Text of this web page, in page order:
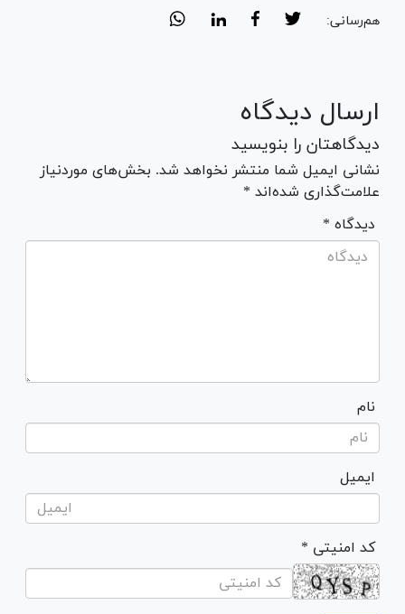
هم‌رسانی:
ارسال دیدگاه
دیدگاهتان را بنویسید
نشانی ایمیل شما منتشر نخواهد شد. بخش‌های موردنیاز
علامت‌گذاری شده‌اند *
* دیدگاه
نام
ایمیل
* کد امنیتی